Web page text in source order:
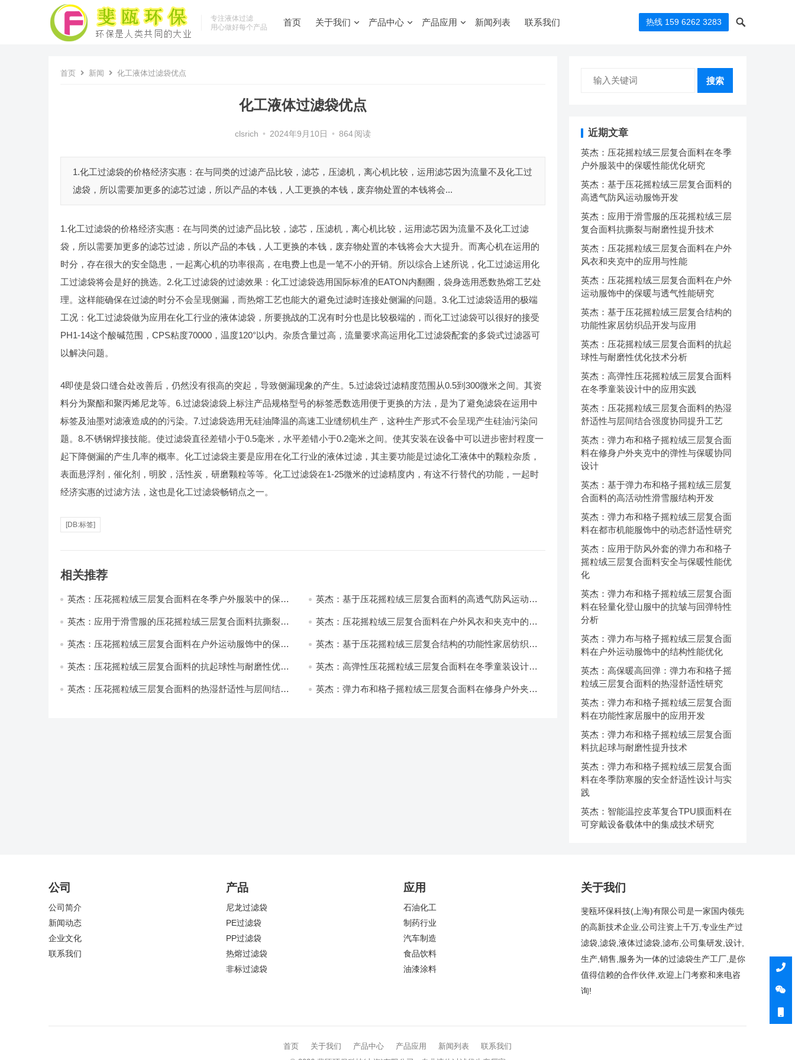
专注液体过滤
用心做好每个产品
首页 关于我们 产品中心 产品应用 新闻列表 联系我们 热线 159 6262 3283
首页 新闻 化工液体过滤袋优点
化工液体过滤袋优点
clsrich • 2024年9月10日 • 864 阅读
1.化工过滤袋的价格经济实惠：在与同类的过滤产品比较，滤芯，压滤机，离心机比较，运用滤芯因为流量不及化工过
滤袋，所以需要加更多的滤芯过滤，所以产品的本钱，人工更换的本钱，废弃物处置的本钱将会...
1.化工过滤袋的价格经济实惠：在与同类的过滤产品比较，滤芯，压滤机，离心机比较，运用滤芯因为流量不及化工过滤
袋，所以需要加更多的滤芯过滤，所以产品的本钱，人工更换的本钱，废弃物处置的本钱将会大大提升。而离心机在运用的
时分，存在很大的安全隐患，一起离心机的功率很高，在电费上也是一笔不小的开销。所以综合上述所说，化工过滤运用化
工过滤袋将会是好的挑选。2.化工过滤袋的过滤效果：化工过滤袋选用国际标准的EATON内翻圈，袋身选用悉数热熔工艺处
理。这样能确保在过滤的时分不会呈现侧漏，而热熔工艺也能大的避免过滤时连接处侧漏的问题。3.化工过滤袋适用的极端
工况：化工过滤袋做为应用在化工行业的液体滤袋，所要挑战的工况有时分也是比较极端的，而化工过滤袋可以很好的接受
PH1-14这个酸碱范围，CPS粘度70000，温度120°以内。杂质含量过高，流量要求高运用化工过滤袋配套的多袋式过滤器可
以解决问题。
4即使是袋口缝合处改善后，仍然没有很高的突起，导致侧漏现象的产生。5.过滤袋过滤精度范围从0.5到300微米之间。其资
料分为聚酯和聚丙烯尼龙等。6.过滤袋滤袋上标注产品规格型号的标签悉数选用便于更换的方法，是为了避免滤袋在运用中
标签及油墨对滤液造成的的污染。7.过滤袋选用无硅油降温的高速工业缝纫机生产，这种生产形式不会呈现产生硅油污染问
题。8.不锈钢焊接技能。使过滤袋直径差错小于0.5毫米，水平差错小于0.2毫米之间。使其安装在设备中可以进步密封程度一
起下降侧漏的产生几率的概率。化工过滤袋主要是应用在化工行业的液体过滤，其主要功能是过滤化工液体中的颗粒杂质，
表面悬浮剂，催化剂，明胶，活性炭，研磨颗粒等等。化工过滤袋在1-25微米的过滤精度内，有这不行替代的功能，一起时
经济实惠的过滤方法，这也是化工过滤袋畅销点之一。
[DB:标签]
相关推荐
英杰：压花摇粒绒三层复合面料在冬季户外服装中的保暖
英杰：基于压花摇粒绒三层复合面料的高透气防风运动服
英杰：应用于滑雪服的压花摇粒绒三层复合面料抗撕裂与
英杰：压花摇粒绒三层复合面料在户外风衣和夹克中的应
英杰：压花摇粒绒三层复合面料在户外运动服饰中的保暖
英杰：基于压花摇粒绒三层复合结构的功能性家居纺织品
英杰：压花摇粒绒三层复合面料的抗起球性与耐磨性优化
英杰：高弹性压花摇粒绒三层复合面料在冬季童装设计中
英杰：压花摇粒绒三层复合面料的热湿舒适性与层间结合
英杰：弹力布和格子摇粒绒三层复合面料在修身户外夹克
搜索
近期文章
英杰：压花摇粒绒三层复合面料在冬季
户外服装中的保暖性能优化研究
英杰：基于压花摇粒绒三层复合面料的
高透气防风运动服饰开发
英杰：应用于滑雪服的压花摇粒绒三层
复合面料抗撕裂与耐磨性提升技术
英杰：压花摇粒绒三层复合面料在户外
风衣和夹克中的应用与性能
英杰：压花摇粒绒三层复合面料在户外
运动服饰中的保暖与透气性能研究
英杰：基于压花摇粒绒三层复合结构的
功能性家居纺织品开发与应用
英杰：压花摇粒绒三层复合面料的抗起
球性与耐磨性优化技术分析
英杰：高弹性压花摇粒绒三层复合面料
在冬季童装设计中的应用实践
英杰：压花摇粒绒三层复合面料的热湿
舒适性与层间结合强度协同提升工艺
英杰：弹力布和格子摇粒绒三层复合面
料在修身户外夹克中的弹性与保暖协同
设计
英杰：基于弹力布和格子摇粒绒三层复
合面料的高活动性滑雪服结构开发
英杰：弹力布和格子摇粒绒三层复合面
料在都市机能服饰中的动态舒适性研究
英杰：应用于防风外套的弹力布和格子
摇粒绒三层复合面料安全与保暖性能优
化
英杰：弹力布和格子摇粒绒三层复合面
料在轻量化登山服中的抗皱与回弹特性
分析
英杰：弹力布与格子摇粒绒三层复合面
料在户外运动服饰中的结构性能优化
英杰：高保暖高回弹：弹力布和格子摇
粒绒三层复合面料的热湿舒适性研究
英杰：弹力布和格子摇粒绒三层复合面
料在功能性家居服中的应用开发
英杰：弹力布和格子摇粒绒三层复合面
料抗起球与耐磨性提升技术
英杰：弹力布和格子摇粒绒三层复合面
料在冬季防寒服的安全舒适性设计与实
践
英杰：智能温控皮革复合TPU膜面料在
可穿戴设备载体中的集成技术研究
公司
公司简介
新闻动态
企业文化
联系我们
产品
尼龙过滤袋
PE过滤袋
PP过滤袋
热熔过滤袋
非标过滤袋
应用
石油化工
制药行业
汽车制造
食品饮料
油漆涂料
关于我们
斐瓯环保科技(上海)有限公司是一家国内领先
的高新技术企业,公司注资上千万,专业生产过
滤袋,滤袋,液体过滤袋,滤布,公司集研发,设计,
生产,销售,服务为一体的过滤袋生产工厂,是你
值得信赖的合作伙伴,欢迎上门考察和来电咨
询!
首页 关于我们 产品中心 产品应用 新闻列表
联系我们